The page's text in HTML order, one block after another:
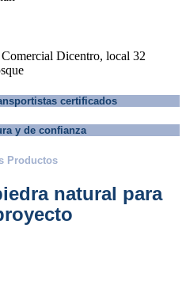
Dicentro, local 32
certificados
y de confianza
Productos
natural para